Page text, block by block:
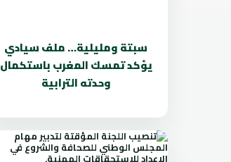
سبتة ومليلية… ملف سيادي
يؤكد تمسك المغرب باستكمال
وحدته الترابية